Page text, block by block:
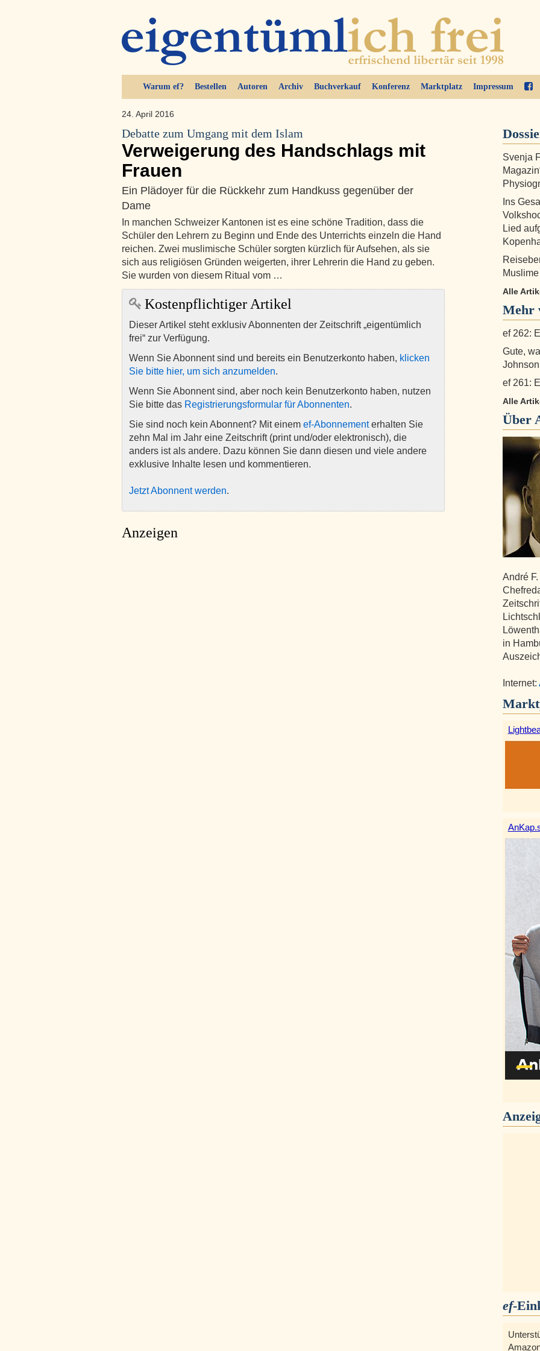
Warum ef? Bestellen Autoren Archiv Buchverkauf Konferenz Marktplatz Impressum
24. April 2016
Debatte zum Umgang mit dem Islam
Verweigerung des Handschlags mit
Frauen
Ein Plädoyer für die Rückkehr zum Handkuss gegenüber der
Dame
In manchen Schweizer Kantonen ist es eine schöne Tradition, dass die
Schüler den Lehrern zu Beginn und Ende des Unterrichts einzeln die Hand
reichen. Zwei muslimische Schüler sorgten kürzlich für Aufsehen, als sie
sich aus religiösen Gründen weigerten, ihrer Lehrerin die Hand zu geben.
Sie wurden von diesem Ritual vom …
Kostenpflichtiger Artikel
Dieser Artikel steht exklusiv Abonnenten der Zeitschrift „eigentümlich
frei“ zur Verfügung.
Wenn Sie Abonnent sind und bereits ein Benutzerkonto haben, klicken
Sie bitte hier, um sich anzumelden.
Wenn Sie Abonnent sind, aber noch kein Benutzerkonto haben, nutzen
Sie bitte das Registrierungsformular für Abonnenten.
Sie sind noch kein Abonnent? Mit einem ef-Abonnementerhalten Sie
zehn Mal im Jahr eine Zeitschrift (print und/oder elektronisch), die
anders ist als andere. Dazu können Sie dann diesen und viele andere
exklusive Inhalte lesen und kommentieren.
Jetzt Abonnent werden.
Anzeigen
Svenja
Ins
Lied
Alle
Mehr
ef 262:
Gute,
Johnson
ef 261:
Alle
Über
André
in
Internet:
ef-